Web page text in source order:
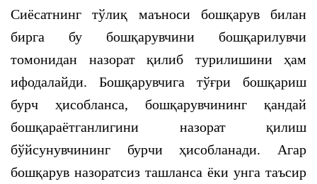
Сиёсатнинг тўлиқ маъноси бошқарув билан
бирга бу бошқарувчини бошқарилувчи
томонидан назорат қилиб турилишини ҳам
ифодалайди. Бошқарувчига тўғри бошқариш
бурч ҳисобланса, бошқарувчининг қандай
бошқараётганлигини назорат қилиш
бўйсунувчининг бурчи ҳисобланади. Агар
бошқарув назоратсиз ташланса ёки унга таъсир